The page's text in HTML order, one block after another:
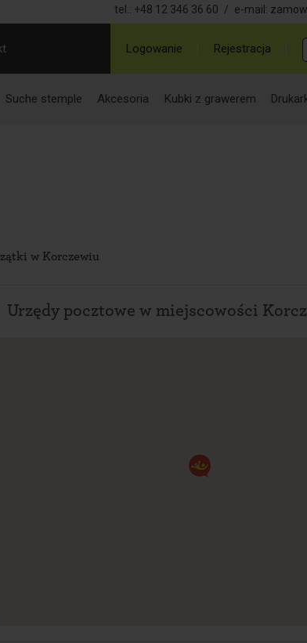
tel.: +48 12 346 36 60 / e-mail:
Logowanie Rejestracja
Suche stemple Akcesoria Kubki z grawerem
w Korczewiu
Urzędy pocztowe w miejscowości